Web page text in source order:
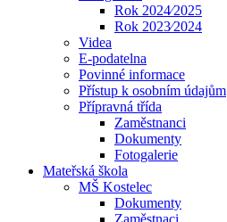
Rok 2024⁄2025
Rok 2023⁄2024
Videa
E-podatelna
Povinné informace
Přístup k osobním údajům
Přípravná třída
Zaměstnanci
Dokumenty
Fotogalerie
Mateřská škola
MŠ Kostelec
Dokumenty
Zaměstnaci